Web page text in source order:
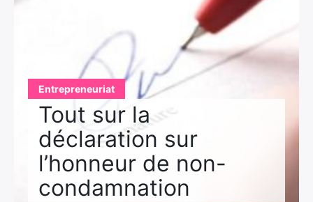
Entrepreneuriat
Tout sur la
déclaration sur
l’honneur de non-
condamnation